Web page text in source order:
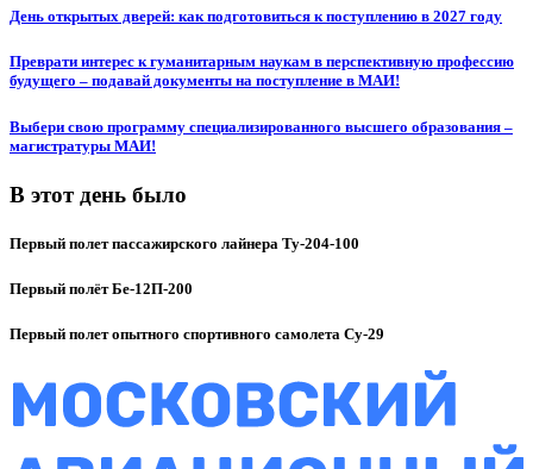
День открытых дверей: как подготовиться к поступлению в 2027 году
Преврати интерес к гуманитарным наукам в перспективную профессию
будущего – подавай документы на поступление в МАИ!
Выбери свою программу специализированного высшего образования –
магистратуры МАИ!
В этот день было
Первый полет пассажирского лайнера Ту-204-100
Первый полёт Бе-12П-200
Первый полет опытного спортивного самолета Су-29